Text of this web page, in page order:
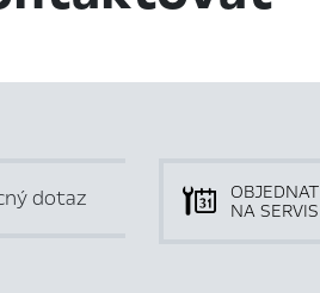
dotaz
OBJEDNAT
NA SERVIS